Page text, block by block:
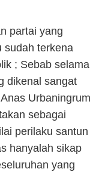
partai yang
sudah terkena
; Sebab selama
dikenal sangat
Urbaningrum
sebagai
perilaku santun
hanyalah sikap
yang